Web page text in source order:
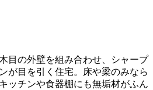
目の外壁を組み合わせ、シャープ
が目を引く住宅。床や梁のみなら
ッチンや食器棚にも無垢材がふん